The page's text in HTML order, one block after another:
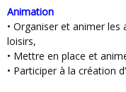
Animation
• Organiser et animer
loisirs,
• Mettre en place et
• Participer à la création